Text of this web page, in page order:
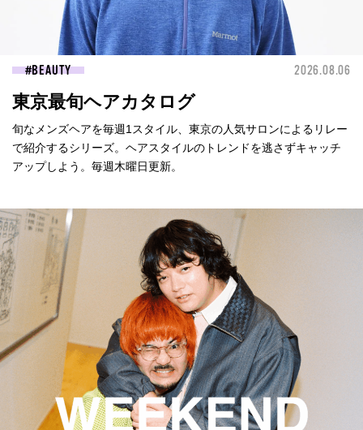
BEAUTY 2026.08.06
東京最旬ヘアカタログ
旬なメンズヘアを毎週1スタイル、東京の人気サロンによるリレー
で紹介するシリーズ。ヘアスタイルのトレンドを逃さずキャッチ
アップしよう。毎週木曜日更新。